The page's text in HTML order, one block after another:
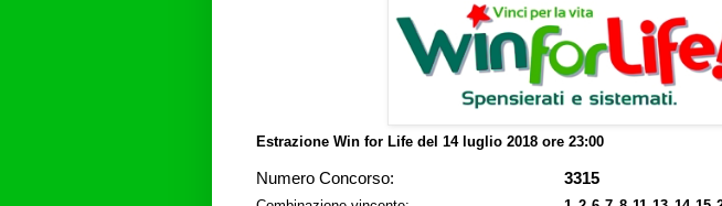
Estrazione Win for Life del 14 luglio 2018 ore 23:00
Numero Concorso: 3315